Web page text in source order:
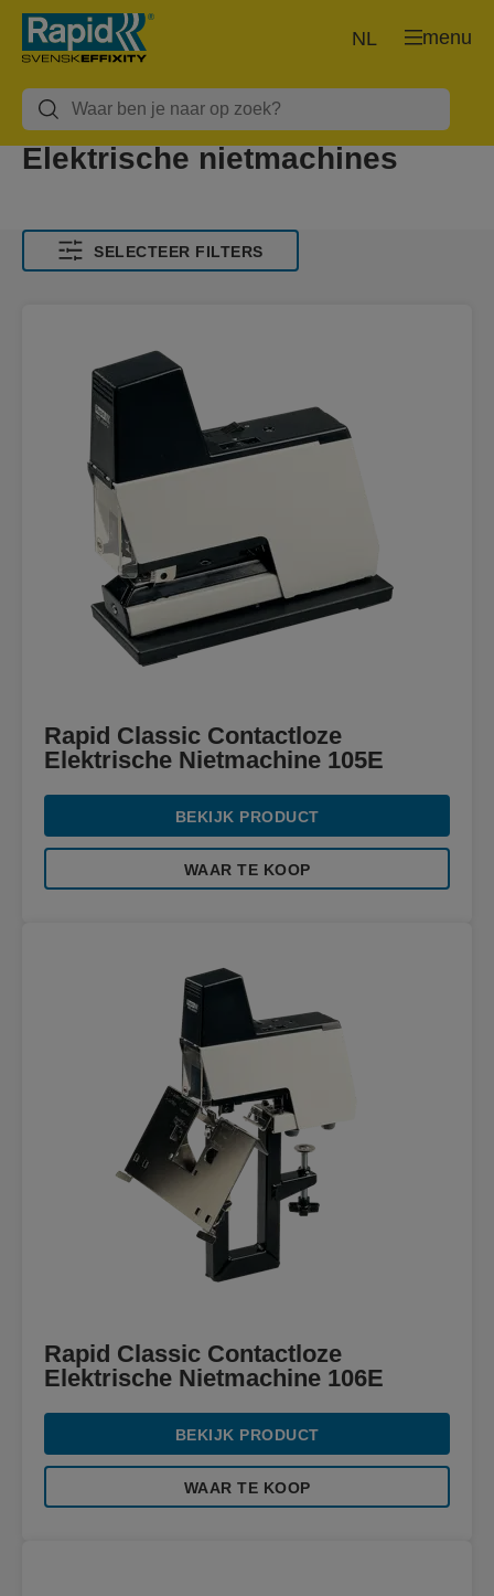
menu
NL
Elektrische nietmachines
SELECTEER FILTERS
Rapid Classic Contactloze
Elektrische Nietmachine 105E
BEKIJK PRODUCT
WAAR TE KOOP
Rapid Classic Contactloze
Elektrische Nietmachine 106E
BEKIJK PRODUCT
WAAR TE KOOP